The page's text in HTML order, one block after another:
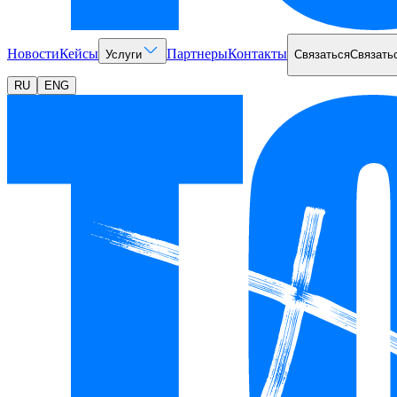
НовостиКейсы Услуги ПартнерыКонтакты Связаться
RU ENG